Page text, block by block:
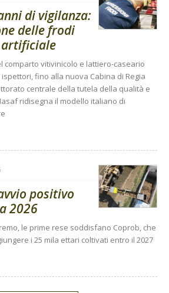
di vigilanza:
delle frodi
artificiale
comparto vitivinicolo e lattiero-caseario
fino alla nuova Cabina di Regia
centrale della tutela della qualità e
ridisegna il modello italiano di
positivo
2026
le prime rese soddisfano Coprob, che
i 25 mila ettari coltivati entro il 2027